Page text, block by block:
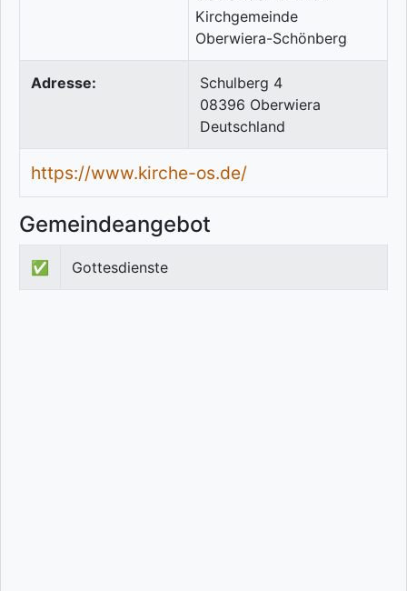
Adresse:
Schulberg 4
08396 Oberwiera
Deutschland
https://www.kirche-os.de/
Gemeindeangebot
✅ Gottesdienste